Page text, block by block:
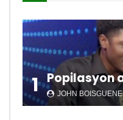
1 JOHN BOISGUENE